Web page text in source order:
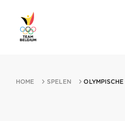
HOME SPELEN